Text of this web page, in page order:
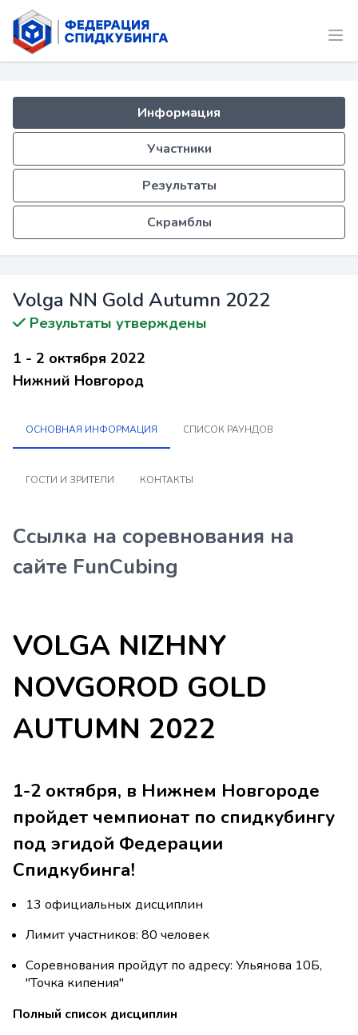
Информация
Участники
Результаты
Скрамблы
Volga NN Gold Autumn 2022
Результаты утверждены
1 - 2 октября 2022
Нижний Новгород
ОСНОВНАЯ ИНФОРМАЦИЯ СПИСОК РАУНДОВ
ГОСТИ И ЗРИТЕЛИ КОНТАКТЫ
Ссылка на соревнования на
сайте FunCubing
VOLGA NIZHNY
NOVGOROD GOLD
AUTUMN 2022
1-2 октября, в Нижнем Новгороде
пройдет чемпионат по спидкубингу
под эгидой Федерации
Спидкубинга!
13 официальных дисциплин
Лимит участников: 80 человек
Соревнования пройдут по адресу: Ульянова 10Б,
"Точка кипения"
Полный список дисциплин